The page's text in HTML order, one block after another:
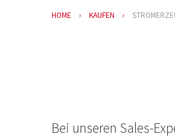
HOME KAUFEN
Bei unseren Sales-